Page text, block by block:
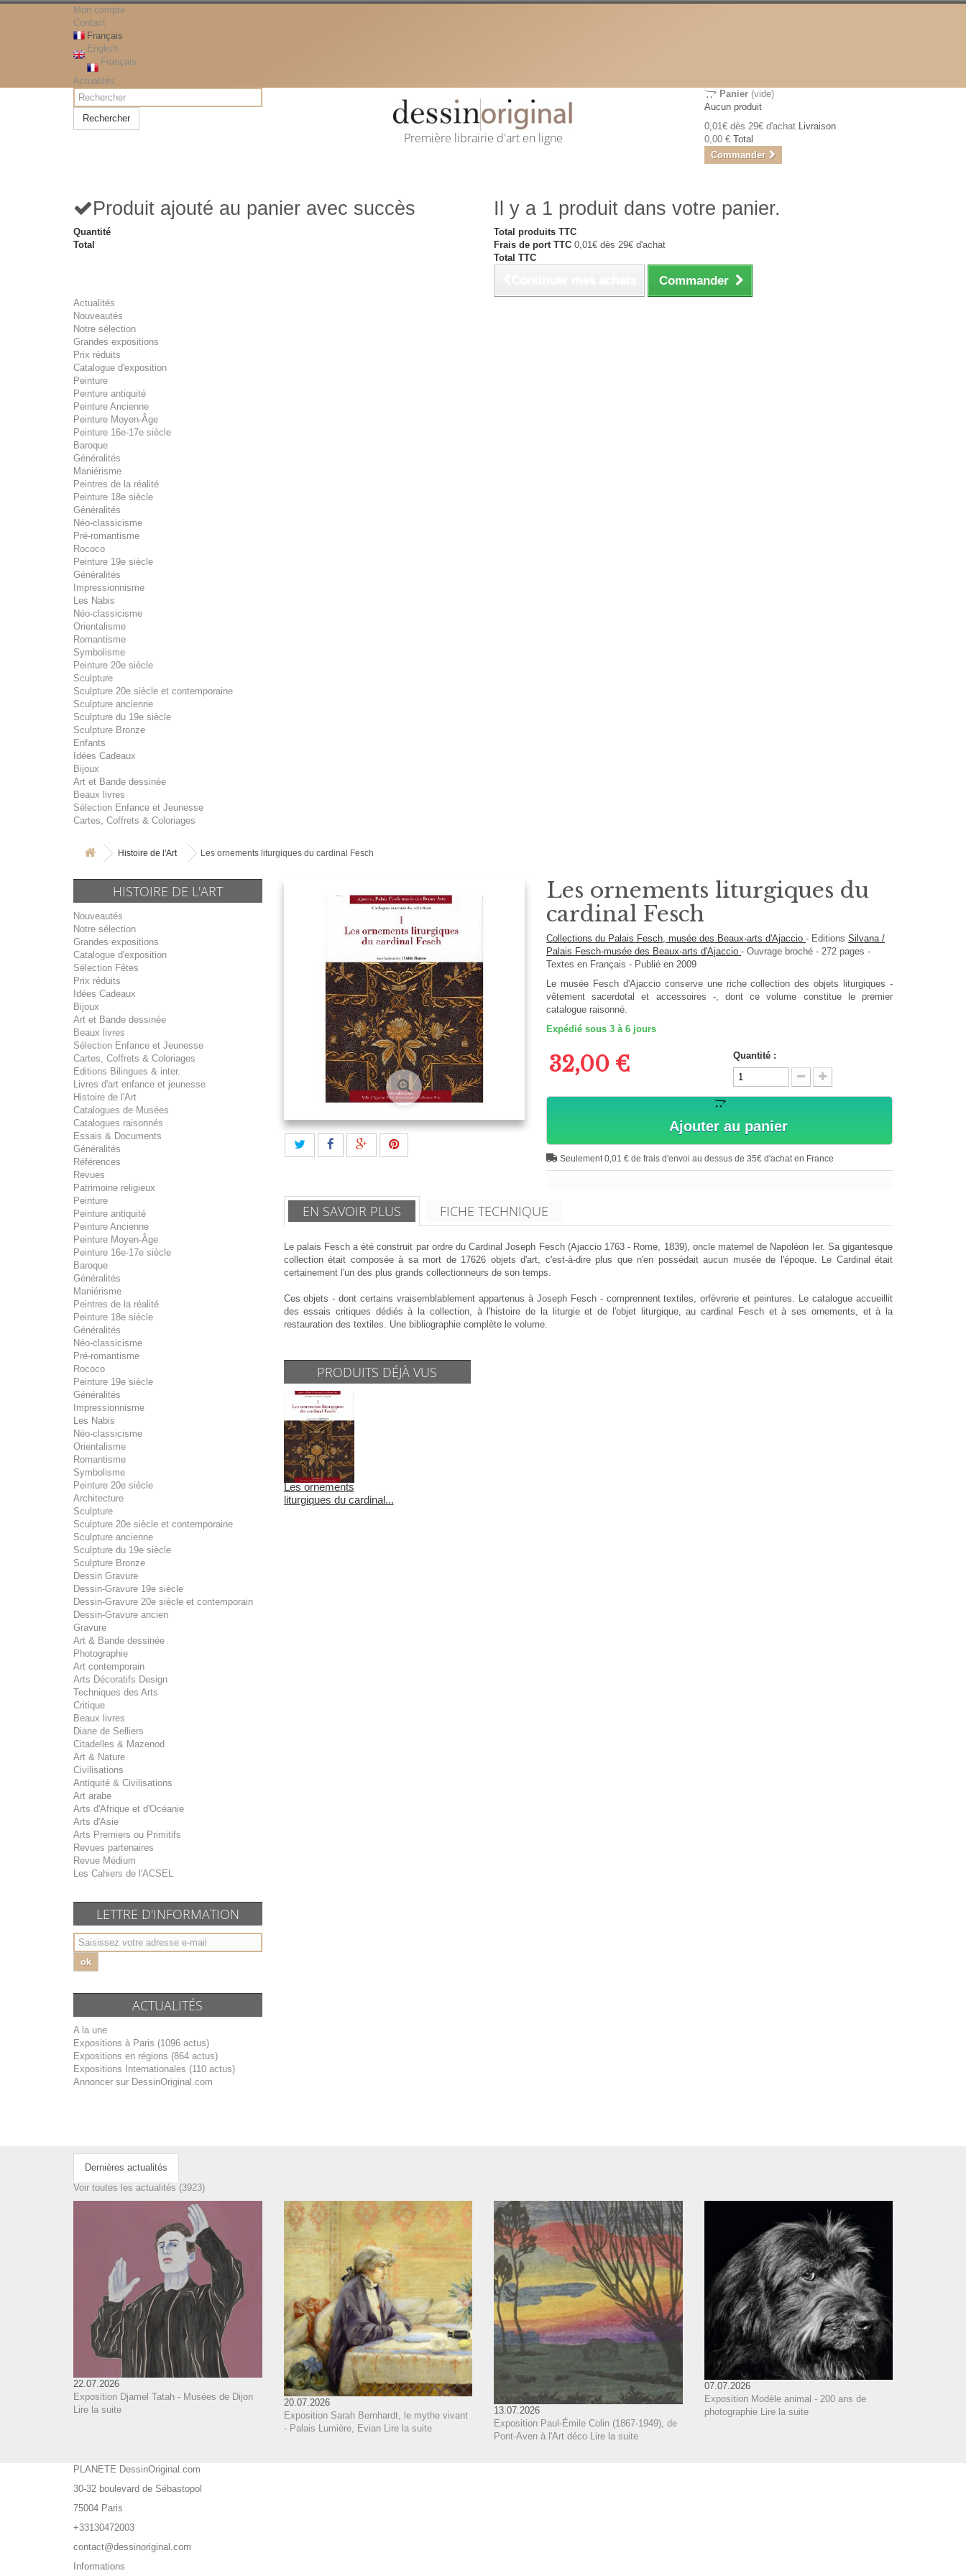
Mon compte
Contact
Français
English
Français
Actualités
Rechercher
Première librairie d'art en ligne
Panier (vide)
Aucun produit
0,01€ dès 29€ d'achat Livraison
0,00 € Total
Commander
Produit ajouté au panier avec succès
Quantité
Total
Il y a 1 produit dans votre panier.
Total produits TTC
Frais de port TTC 0,01€ dès 29€ d'achat
Total TTC
Commander
Actualités
Nouveautés
Notre sélection
Grandes expositions
Prix réduits
Catalogue d'exposition
Peinture
Peinture antiquité
Peinture Ancienne
Peinture Moyen-Âge
Peinture 16e-17e siècle
Baroque
Généralités
Maniérisme
Peintres de la réalité
Peinture 18e siècle
Généralités
Néo-classicisme
Pré-romantisme
Rococo
Peinture 19e siècle
Généralités
Impressionnisme
Les Nabis
Néo-classicisme
Orientalisme
Romantisme
Symbolisme
Peinture 20e siècle
Sculpture
Sculpture 20e siècle et contemporaine
Sculpture ancienne
Sculpture du 19e siècle
Sculpture Bronze
Enfants
Idées Cadeaux
Bijoux
Art et Bande dessinée
Beaux livres
Sélection Enfance et Jeunesse
Cartes, Coffrets & Coloriages
Histoire de l'Art Les ornements liturgiques du cardinal Fesch
HISTOIRE DE L'ART
Nouveautés
Notre sélection
Grandes expositions
Catalogue d'exposition
Sélection Fêtes
Prix réduits
Idées Cadeaux
Bijoux
Art et Bande dessinée
Beaux livres
Sélection Enfance et Jeunesse
Cartes, Coffrets & Coloriages
Editions Bilingues & inter.
Livres d'art enfance et jeunesse
Histoire de l'Art
Catalogues de Musées
Catalogues raisonnés
Essais & Documents
Généralités
Références
Revues
Patrimoine religieux
Peinture
Peinture antiquité
Peinture Ancienne
Peinture Moyen-Âge
Peinture 16e-17e siècle
Baroque
Généralités
Maniérisme
Peintres de la réalité
Peinture 18e siècle
Généralités
Néo-classicisme
Pré-romantisme
Rococo
Peinture 19e siècle
Généralités
Impressionnisme
Les Nabis
Néo-classicisme
Orientalisme
Romantisme
Symbolisme
Peinture 20e siècle
Architecture
Sculpture
Sculpture 20e siècle et contemporaine
Sculpture ancienne
Sculpture du 19e siècle
Sculpture Bronze
Dessin Gravure
Dessin-Gravure 19e siècle
Dessin-Gravure 20e siècle et contemporain
Dessin-Gravure ancien
Gravure
Art & Bande dessinée
Photographie
Art contemporain
Arts Décoratifs Design
Techniques des Arts
Critique
Beaux livres
Diane de Selliers
Citadelles & Mazenod
Art & Nature
Civilisations
Antiquité & Civilisations
Art arabe
Arts d'Afrique et d'Océanie
Arts d'Asie
Arts Premiers ou Primitifs
Revues partenaires
Revue Médium
Les Cahiers de l'ACSEL
LETTRE D'INFORMATION
ok
ACTUALITÉS
A la une
Expositions à Paris (1096 actus)
Expositions en régions (864 actus)
Expositions Internationales (110 actus)
Annoncer sur DessinOriginal.com
Les ornements liturgiques du
cardinal Fesch
Collections du Palais Fesch, musée des Beaux-arts d'Ajaccio- EditionsSilvana /
Palais Fesch-musée des Beaux-arts d'Ajaccio-Ouvrage broché-272pages -
Textes en Français- Publié en 2009
Le musée Fesch d'Ajaccio conserve une riche collection des objets liturgiques -
vêtement sacerdotal et accessoires -, dont ce volume constitue le premier
catalogue raisonné.
Expédié sous 3 à 6 jours
32,00 € Quantité :
Ajouter au panier
Seulement 0,01 € de frais d'envoi au dessus de 35€ d'achat en France
EN SAVOIR PLUS FICHE TECHNIQUE
Le palais Fesch a été construit par ordre du Cardinal Joseph Fesch (Ajaccio 1763 - Rome, 1839), oncle maternel de Napoléon Ier. Sa gigantesque
collection était composée à sa mort de 17626 objets d'art, c'est-à-dire plus que n'en possédait aucun musée de l'époque. Le Cardinal était
certainement l'un des plus grands collectionneurs de son temps.
Ces objets - dont certains vraisemblablement appartenus à Joseph Fesch - comprennent textiles, orfèvrerie et peintures. Le catalogue accueillit
des essais critiques dédiés à la collection, à l'histoire de la liturgie et de l'objet liturgique, au cardinal Fesch et à ses ornements, et à la
restauration des textiles. Une bibliographie complète le volume.
PRODUITS DÉJÀ VUS
Les ornements
liturgiques du cardinal...
Dernières actualités
Voir toutes les actualités (3923)
22.07.2026
Exposition Djamel Tatah - Musées de Dijon
Lire la suite
20.07.2026
Exposition Sarah Bernhardt, le mythe vivant
- Palais Lumière, Evian
Lire la suite
13.07.2026
Exposition Paul-Émile Colin (1867-1949), de
Pont-Aven à l'Art déco Lire la suite
07.07.2026
Exposition Modèle animal - 200 ans de
photographie Lire la suite
PLANETE DessinOriginal.com
30-32 boulevard de Sébastopol
75004 Paris
+33130472003
contact@dessinoriginal.com
Informations